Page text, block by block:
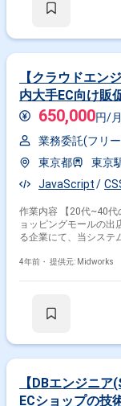
【クラウドエン
内大手EC向け販
650,000円/月
業務委託(フリ
東京都
東京
JavaScript
作業内容 【20代~40代
ョッピングモールの出
る企業にて、当システ
インフラ業務まで幅広
Vue.js等 ■バージョン
4年前・ 提供元: Midworks
【DBエンジニ
ECショップの技